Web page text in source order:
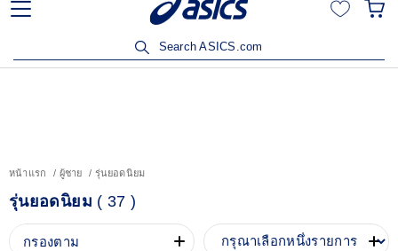
ลูกค้าวิริยะประกันภัยรับส่วนลด 15% เมื่อซื้อสินค้าครบ 3,500
Search ASICS.com
หน้าแรก ผู้ชาย รุ่นยอดนิยม
รุ่นยอดนิยม ( 37)
กรองตาม